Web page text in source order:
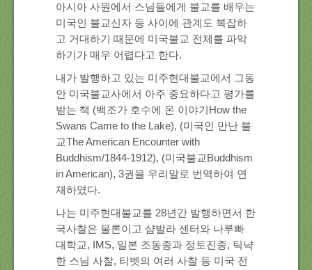
아시아 사원에서 스님들에게 불교를 배우는
미국인 불교신자 등 사이에 관계도 복잡하
고 거대하기 때문에 미국불교 전체를 파악
하기가 매우 어렵다고 한다.
내가 발행하고 있는 미주현대불교에서 그동
안 미국불교사에서 아주 중요하다고 평가를
받는 책 (백조가 호수에 온 이야기How the
Swans Came to the Lake), (미국인 만난 불
교The American Encounter with
Buddhism/1844-1912), (미국불교Buddhism
in American), 3권을 우리말로 번역하여 연
재하였다.
나는 미주현대불교를 28년간 발행하면서 한
국사찰은 물론이고 샴발라 센터와 나루빠
대학교, IMS, 일본 조동종과 정토진종, 틱냑
한 스님 사찰, 티벳의 여러 사찰 등 미국 전